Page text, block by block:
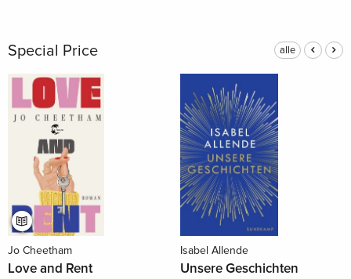
Special Price alle
Jo Cheetham
Love and Rent
Isabel Allende
Unsere Geschichten